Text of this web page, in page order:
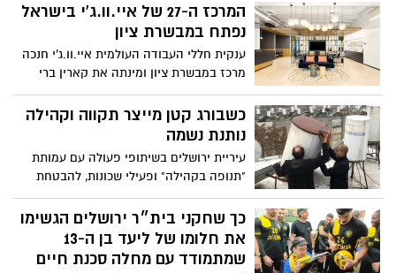
שלוחות בפריסה ארצית. סניף הבנקאות
הפרטית של הבנק, ממוקם ליד מלון וולדורף
אסטוריה במרכז העיר
המרכז ה-27 של איי.וו.ג'י בישראל
נפתח במבשרת ציון
ענקית חללי העבודה העולמית איי.וו.ג'י חנכה
מרכז במבשרת ציון ומינתה את קארין ברי
שגיא למנכ"לית החברה בישראל | מארק
דיקסון, מנכ"ל ומייסד קבוצת IWG: "אנו
מבססים נוכחות חזקה ורחבה בישראל" ל-
להתרחב ליותר מ-50 תוך שלוש שנים
כשבורג קטן מייצר תקווה וקהילה
נותנת נשמה
עיריית ירושלים בשיתופי פעולה עם עמותת
"תנופה בקהילה" ופעילי שכונות, להבטחת
סביבה ביתית מכובדת וראויה למען קשישים
כך שחקני בית״ר ירושלים הגשימו
את חלומו של ליעד בן ה-13
שמתמודד עם מחלה סכנת חיים